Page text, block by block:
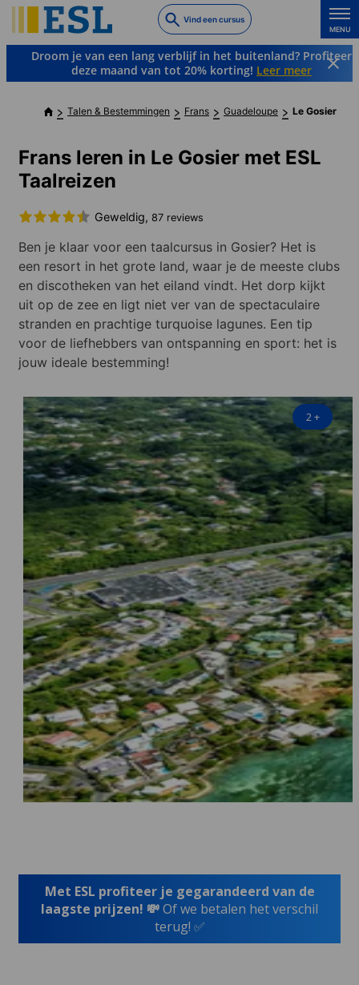
to
main
content
Vind een cursus
MENU
Droom je van een lang verblijf in het buitenland? Profiteer
deze maand van tot 20% korting! Leer meer
Talen & Bestemmingen Frans Guadeloupe Le Gosier
Frans leren in Le Gosier met ESL
Taalreizen
Geweldig, 87 reviews
Ben je klaar voor een taalcursus in Gosier? Het is
een resort in het grote land, waar je de meeste clubs
en discotheken van het eiland vindt. Het dorp kijkt
uit op de zee en ligt niet ver van de spectaculaire
stranden en prachtige turquoise lagunes. Een tip
voor de liefhebbers van ontspanning en sport: het is
jouw ideale bestemming!
2+
Met ESL profiteer je gegarandeerd van de
laagste prijzen! 💸Of we betalen het verschil
terug! ✅